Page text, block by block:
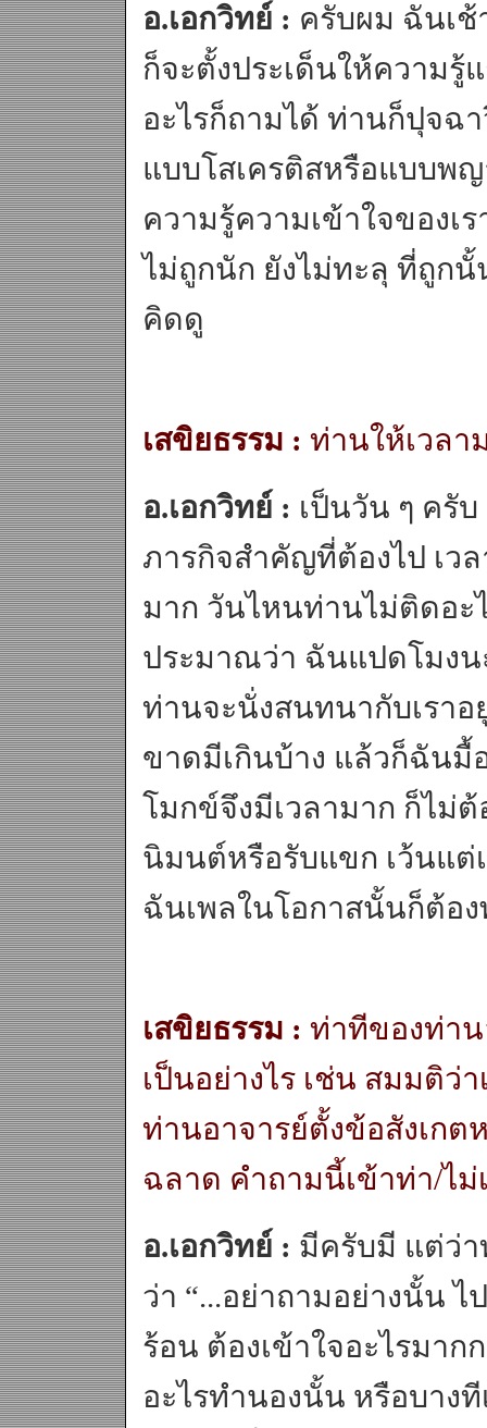
อ.เอกวิทย์ : ครับผม ฉันเช้
ก็จะตั้งประเด็นให้ความรู้
อะไรก็ถามได้ ท่านก็ปุจฉ
แบบโสเครติสหรือแบบพ
ความรู้ความเข้าใจของเ
ไม่ถูกนัก ยังไม่ทะลุ ที่ถูกนั้
คิดดู
เสขิยธรรม : ท่านให้เวลา
อ.เอกวิทย์ : เป็นวัน ๆ ครั
ภารกิจสำคัญที่ต้องไป เว
มาก วันไหนท่านไม่ติดอะ
ประมาณว่า ฉันแปดโมงน
ท่านจะนั่งสนทนากับเรา
ขาดมีเกินบ้าง แล้วก็ฉันมื้
โมกข์จึงมีเวลามาก ก็ไม่ต้
นิมนต์หรือรับแขก เว้นแ
ฉันเพลในโอกาสนั้นก็ต้อง
เสขิยธรรม : ท่าทีของท่าน
เป็นอย่างไร เช่น สมมติว่
ท่านอาจารย์ตั้งข้อสังเกต
ฉลาด คำถามนี้เข้าท่า/ไม่
อ.เอกวิทย์ : มีครับมี แต่ว่า
ว่า “...อย่าถามอย่างนั้น
ร้อน ต้องเข้าใจอะไรมาก
อะไรทำนองนั้น หรือบางที